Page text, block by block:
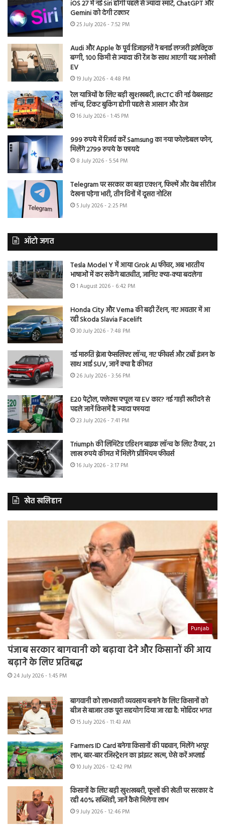
iOS 27 में नई Siri होगी पहले से ज्यादा स्मार्ट, ChatGPT और
Gemini को देगी टक्कर
25 July 2026 - 7:52 PM
Audi और Apple के पूर्व डिजाइनरों ने बनाई लग्जरी इलेक्ट्रिक
बग्गी, 100 किमी से ज्यादा की रेंज के साथ आएगी यह अनोखी
EV
19 July 2026 - 4:48 PM
रेल यात्रियों के लिए बड़ी खुशखबरी, IRCTC की नई वेबसाइट
लॉन्च, टिकट बुकिंग होगी पहले से आसान और तेज
16 July 2026 - 1:45 PM
999 रुपये में रिजर्व करें Samsung का नया फोल्डेबल फोन,
मिलेंगे 2799 रुपये के फायदे
8 July 2026 - 5:54 PM
Telegram पर सरकार का बड़ा एक्शन, फिल्में और वेब सीरीज
देखना पड़ेगा भारी, तीन दिनों में दूसरा नोटिस
5 July 2026 - 2:25 PM
ऑटो जगत
Tesla Model Y में आया Grok AI फीचर, अब भारतीय
भाषाओं में कर सकेंगे बातचीत, जानिए क्या-क्या बदलेगा
1 August 2026 - 6:42 PM
Honda City और Verna की बढ़ी टेंशन, नए अवतार में आ
रही Skoda Slavia Facelift
30 July 2026 - 7:48 PM
नई मारुति ब्रेजा फेसलिफ्ट लॉन्च, नए फीचर्स और टर्बो इंजन के
साथ आई SUV, जानें क्या है कीमत
26 July 2026 - 3:56 PM
E20 पेट्रोल, फ्लेक्स फ्यूल या EV कार? नई गाड़ी खरीदने से
पहले जानें किसमें है ज्यादा फायदा
23 July 2026 - 7:41 PM
Triumph की लिमिटेड एडिशन बाइक लॉन्च के लिए तैयार, 21
लाख रुपये कीमत में मिलेंगे प्रीमियम फीचर्स
16 July 2026 - 3:17 PM
खेत खलिहान
Punjab
पंजाब सरकार बागवानी को बढ़ावा देने और किसानों की आय
बढ़ाने के लिए प्रतिबद्ध
24 July 2026 - 1:45 PM
बागवानी को लाभकारी व्यवसाय बनाने के लिए किसानों को
बीज से बाजार तक पूरा सहयोग दिया जा रहा है: मोहिंदर भगत
15 July 2026 - 11:43 AM
Farmers ID Card बनेगा किसानों की पहचान, मिलेंगे भरपूर
लाभ, बार-बार रजिस्ट्रेशन का झंझट खत्म, ऐसे करें अप्लाई
10 July 2026 - 12:42 PM
किसानों के लिए बड़ी खुशखबरी, फूलों की खेती पर सरकार दे
रही 40% सब्सिडी, जानें कैसे मिलेगा लाभ
9 July 2026 - 12:46 PM